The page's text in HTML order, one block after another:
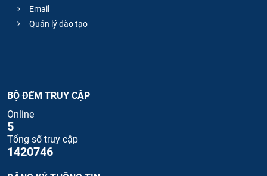
Email
Quản lý đào tạo
BỘ ĐẾM TRUY CẬP
Online
5
Tổng số truy cập
1420746